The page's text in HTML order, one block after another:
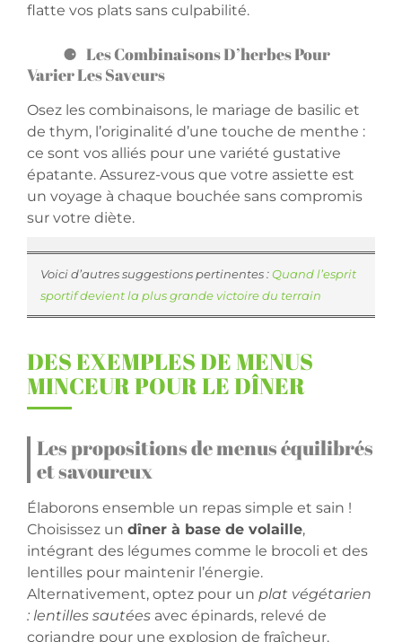
flatte vos plats sans culpabilité.
Les Combinaisons D’herbes Pour
Varier Les Saveurs
Osez les combinaisons, le mariage de basilic et
de thym, l’originalité d’une touche de menthe :
ce sont vos alliés pour une variété gustative
épatante. Assurez-vous que votre assiette est
un voyage à chaque bouchée sans compromis
sur votre diète.
Voici d’autres suggestions pertinentes :Quand l’esprit
sportif devient la plus grande victoire du terrain
DES EXEMPLES DE MENUS
MINCEUR POUR LE DÎNER
Les propositions de menus équilibrés
et savoureux
Élaborons ensemble un repas simple et sain !
Choisissez un dîner à base de volaille,
intégrant des légumes comme le brocoli et des
lentilles pour maintenir l’énergie.
Alternativement, optez pour un plat végétarien
: lentilles sautées avec épinards, relevé de
coriandre pour une explosion de fraîcheur.